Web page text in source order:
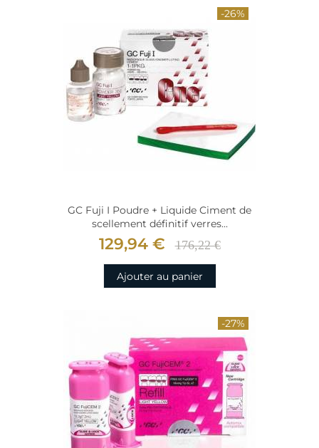
-26%
GC Fuji I Poudre + Liquide Ciment de
scellement définitif verres...
129,94 € 176,22 €
Ajouter au panier
-27%